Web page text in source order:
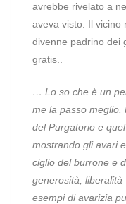
avrebbe rivelato a
aveva visto. Il vicino
divenne padrino dei
gratis..
… Lo so che è un
me la passo meglio.
del Purgatorio e
mostrando gli avari
ciglio del burrone e
generosità, liberalità
esempi di avarizia